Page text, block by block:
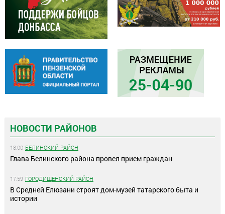
НОВОСТИ РАЙОНОВ
18:00 БЕЛИНСКИЙ РАЙОН
Глава Белинского района провел прием граждан
17:59 ГОРОДИЩЕНСКИЙ РАЙОН
В Средней Елюзани строят дом-музей татарского быта и
истории